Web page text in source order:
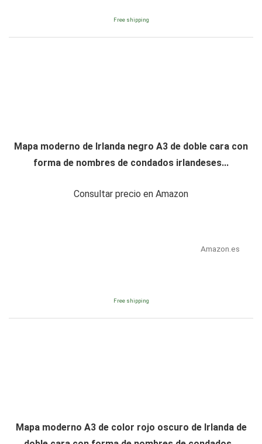
Free shipping
Mapa moderno de Irlanda negro A3 de doble cara con
forma de nombres de condados irlandeses...
Consultar precio en Amazon
Amazon.es
Free shipping
Mapa moderno A3 de color rojo oscuro de Irlanda de